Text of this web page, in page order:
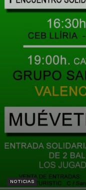
NOTICIAS